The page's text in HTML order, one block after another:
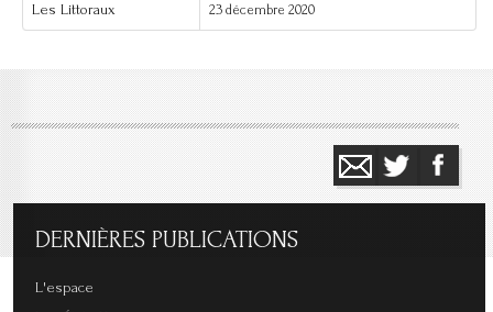
Les Littoraux 23 décembre 2020
DERNIÈRES PUBLICATIONS
L'espace